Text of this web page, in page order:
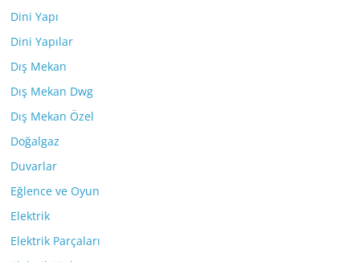
Dini Yapı
Dini Yapılar
Dış Mekan
Dış Mekan Dwg
Dış Mekan Özel
Doğalgaz
Duvarlar
Eğlence ve Oyun
Elektrik
Elektrik Parçaları